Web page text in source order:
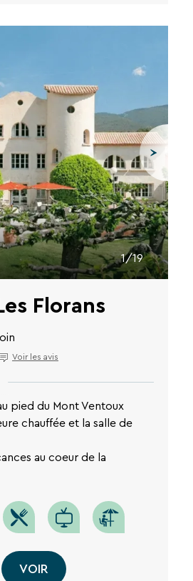
un hôtel...
1/19
Florans
Voir les avis
pied du Mont Ventoux
chauffée et la salle de
au coeur de la
VOIR